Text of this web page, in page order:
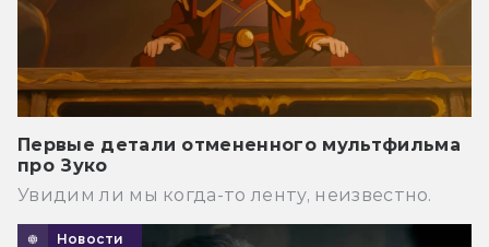
Первые детали отмененного мультфильма
про Зуко
Увидим ли мы когда-то ленту, неизвестно.
Новости